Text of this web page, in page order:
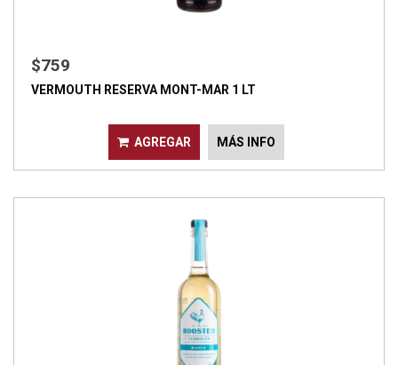
$759
VERMOUTH RESERVA MONT-MAR 1 LT
AGREGAR MÁS INFO